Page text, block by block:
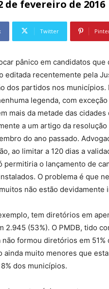
de fevereiro de 2016
Twitter
pânico em candidatos
editada recentemente pela
dos partidos nos
legenda, com
mais da metade das
a um artigo da
do ano passado.
ao limitar a 120 dias a
permitiria o lançamento de
O problema é que
não estão devidamente
tem diretórios em
2.945 (53%). O PMDB, tido
não formou diretórios em
ainda muito menores que
dos municípios.